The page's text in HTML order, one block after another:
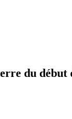
du début